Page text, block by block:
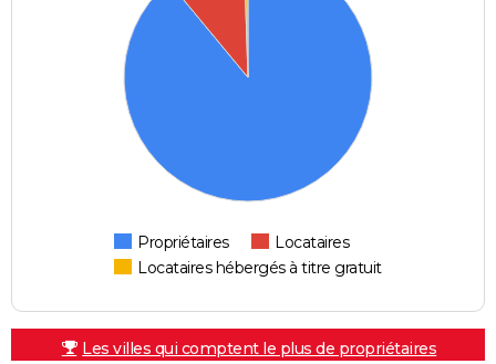
Propriétaires
Locataires
Locataires hébergés à titre gratuit
Les villes qui comptent le plus de propriétaires